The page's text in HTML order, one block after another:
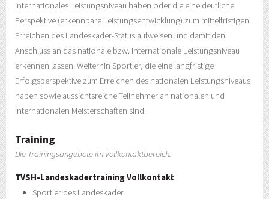
internationales Leistungsniveau haben oder die eine deutliche
Perspektive (erkennbare Leistungsentwicklung) zum mittelfristigen
Erreichen des Landeskader-Status aufweisen und damit den
Anschluss an das nationale bzw. internationale Leistungsniveau
erkennen lassen. Weiterhin Sportler, die eine langfristige
Erfolgsperspektive zum Erreichen des nationalen Leistungsniveaus
haben sowie aussichtsreiche Teilnehmer an nationalen und
internationalen Meisterschaften sind.
Training
Die Trainingsangebote im Vollkontaktbereich.
TVSH-Landeskadertraining Vollkontakt
Sportler des Landeskader